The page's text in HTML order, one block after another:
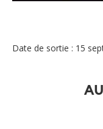
Date de sortie : 15